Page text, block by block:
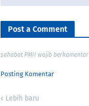
Post a Comment
sahabat PMII wajib
Posting Komentar
Lebih baru